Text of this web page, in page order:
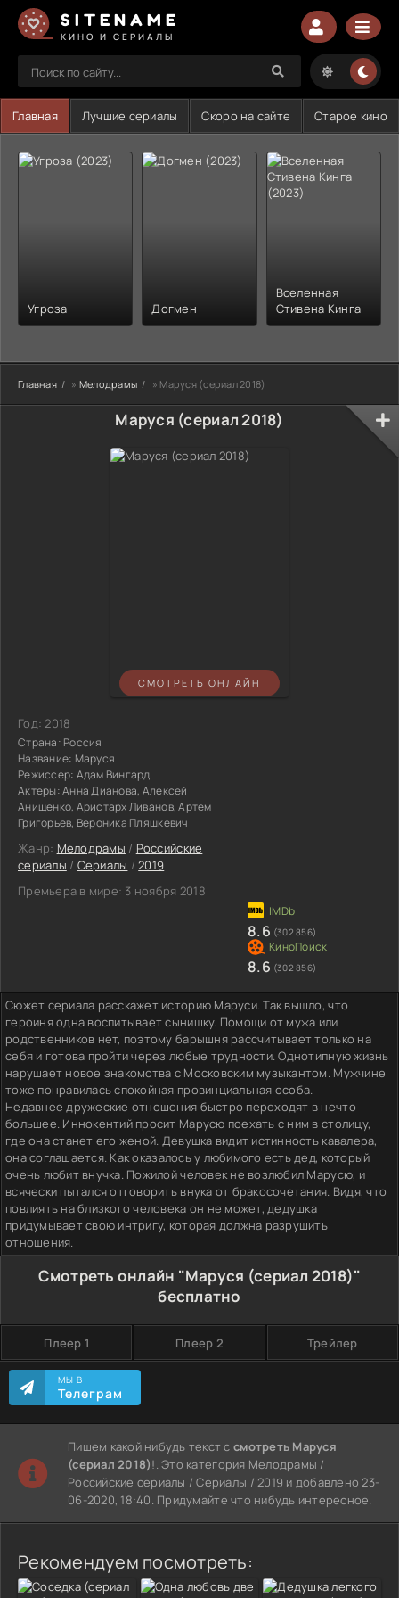
SITENAME
КИНО И СЕРИАЛЫ
Главная Лучшие сериалы Скоро на сайте Старое кино
Угроза Догмен
Вселенная
Стивена Кинга
Главная » Мелодрамы » Маруся (сериал 2018)
Маруся (сериал 2018)
СМОТРЕТЬ ОНЛАЙН
Год:2018
Страна: Россия
Название: Маруся
Режиссер: Адам Вингард
Актеры:Анна Дианова, Алексей
Анищенко, Аристарх Ливанов, Артем
Григорьев, Вероника Пляшкевич
Жанр: Мелодрамы / Российские
сериалы / Сериалы /2019
Премьера в мире: 3 ноября 2018
8.6 (302 856)
8.6 (302 856)
Сюжет сериала расскажет историю Маруси. Так вышло, что
героиня одна воспитывает сынишку. Помощи от мужа или
родственников нет, поэтому барышня рассчитывает только на
себя и готова пройти через любые трудности. Однотипную жизнь
нарушает новое знакомства с Московским музыкантом. Мужчине
тоже понравилась спокойная провинциальная особа.
Недавнее дружеские отношения быстро переходят в нечто
большее. Иннокентий просит Марусю поехать с ним в столицу,
где она станет его женой. Девушка видит истинность кавалера,
она соглашается. Как оказалось у любимого есть дед, который
очень любит внучка. Пожилой человек не возлюбил Марусю, и
всячески пытался отговорить внука от бракосочетания. Видя, что
повлиять на близкого человека он не может, дедушка
придумывает свою интригу, которая должна разрушить
отношения.
Смотреть онлайн "Маруся (сериал 2018)"
бесплатно
Плеер 1 Плеер 2 Трейлер
МЫ В
Телеграм
Пишем какой нибудь текст ссмотреть Маруся
(сериал 2018)!. Это категория Мелодрамы /
Российские сериалы / Сериалы / 2019 и добавлено 23-
06-2020, 18:40. Придумайте что нибудь интересное.
Рекомендуем посмотреть: